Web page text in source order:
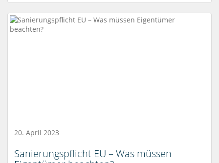
20. April 2023
Sanierungspflicht EU – Was müssen